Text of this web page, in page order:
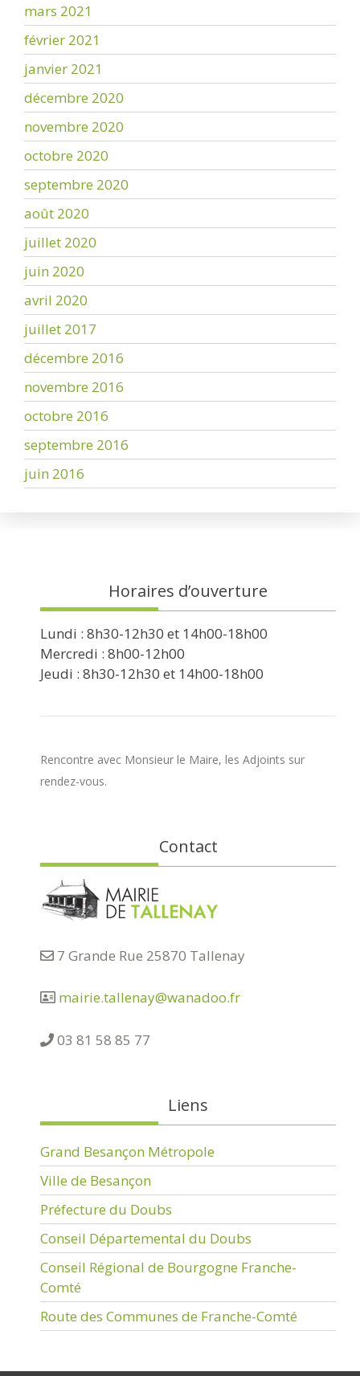
mars 2021
février 2021
janvier 2021
décembre 2020
novembre 2020
octobre 2020
septembre 2020
août 2020
juillet 2020
juin 2020
avril 2020
juillet 2017
décembre 2016
novembre 2016
octobre 2016
septembre 2016
juin 2016
Horaires d’ouverture
Lundi : 8h30-12h30 et 14h00-18h00
Mercredi : 8h00-12h00
Jeudi : 8h30-12h30 et 14h00-18h00
Rencontre avec Monsieur le Maire, les Adjoints sur
rendez-vous.
Contact
7 Grande Rue 25870 Tallenay
mairie.tallenay@wanadoo.fr
03 81 58 85 77
Liens
Grand Besançon Métropole
Ville de Besançon
Préfecture du Doubs
Conseil Départemental du Doubs
Conseil Régional de Bourgogne Franche-
Comté
Route des Communes de Franche-Comté